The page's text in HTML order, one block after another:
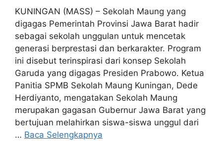
KUNINGAN (MASS) – Sekolah Maung yang
digagas Pemerintah Provinsi Jawa Barat hadir
sebagai sekolah unggulan untuk mencetak
generasi berprestasi dan berkarakter. Program
ini disebut terinspirasi dari konsep Sekolah
Garuda yang digagas Presiden Prabowo. Ketua
Panitia SPMB Sekolah Maung Kuningan, Dede
Herdiyanto, mengatakan Sekolah Maung
merupakan gagasan Gubernur Jawa Barat yang
bertujuan melahirkan siswa-siswa unggul dari
… Baca Selengkapnya